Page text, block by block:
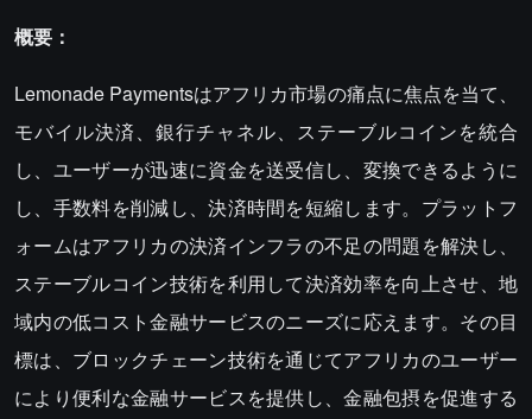
概要：
Lemonade Paymentsはアフリカ市場の痛点に焦点を当て、
モバイル決済、銀行チャネル、ステーブルコインを統合
し、ユーザーが迅速に資金を送受信し、変換できるように
し、手数料を削減し、決済時間を短縮します。プラットフ
ォームはアフリカの決済インフラの不足の問題を解決し、
ステーブルコイン技術を利用して決済効率を向上させ、地
域内の低コスト金融サービスのニーズに応えます。その目
標は、ブロックチェーン技術を通じてアフリカのユーザー
により便利な金融サービスを提供し、金融包摂を促進する